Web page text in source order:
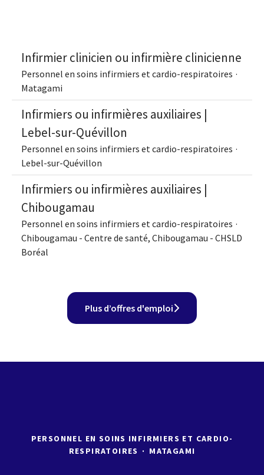
Infirmier clinicien ou infirmière clinicienne
Personnel en soins infirmiers et cardio-respiratoires ·
Matagami
Infirmiers ou infirmières auxiliaires |
Lebel-sur-Quévillon
Personnel en soins infirmiers et cardio-respiratoires ·
Lebel-sur-Quévillon
Infirmiers ou infirmières auxiliaires |
Chibougamau
Personnel en soins infirmiers et cardio-respiratoires ·
Chibougamau - Centre de santé, Chibougamau - CHSLD
Boréal
Plus d’offres d'emploi
PERSONNEL EN SOINS INFIRMIERS ET CARDIO-
RESPIRATOIRES · MATAGAMI